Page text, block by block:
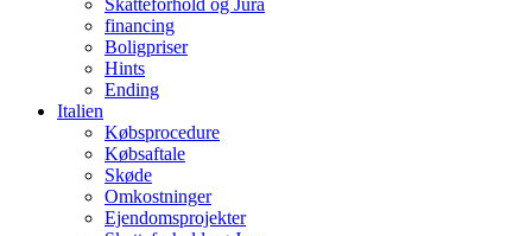
financing
Boligpriser
Hints
Ending
Italien
Købsprocedure
Købsaftale
Skøde
Omkostninger
Ejendomsprojekter